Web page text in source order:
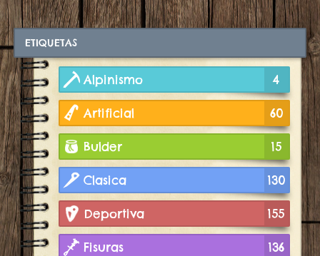
ETIQUETAS
Alpinismo 4
Artificial 60
Bulder 15
Clasica 130
Deportiva 155
Fisuras 136